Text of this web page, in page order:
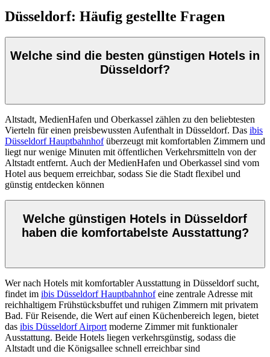
Düsseldorf: Häufig gestellte Fragen
Welche sind die besten günstigen Hotels in
Düsseldorf?
Altstadt, MedienHafen und Oberkassel zählen zu den beliebtesten
Vierteln für einen preisbewussten Aufenthalt in Düsseldorf. Das ibis
Düsseldorf Hauptbahnhofüberzeugt mit komfortablen Zimmern und
liegt nur wenige Minuten mit öffentlichen Verkehrsmitteln von der
Altstadt entfernt. Auch der MedienHafen und Oberkassel sind vom
Hotel aus bequem erreichbar, sodass Sie die Stadt flexibel und
günstig entdecken können
Welche günstigen Hotels in Düsseldorf
haben die komfortabelste Ausstattung?
Wer nach Hotels mit komfortabler Ausstattung in Düsseldorf sucht,
findet im ibis Düsseldorf Hauptbahnhofeine zentrale Adresse mit
reichhaltigem Frühstücksbuffet und ruhigen Zimmern mit privatem
Bad. Für Reisende, die Wert auf einen Küchenbereich legen, bietet
das ibis Düsseldorf Airport moderne Zimmer mit funktionaler
Ausstattung. Beide Hotels liegen verkehrsgünstig, sodass die
Altstadt und die Königsallee schnell erreichbar sind